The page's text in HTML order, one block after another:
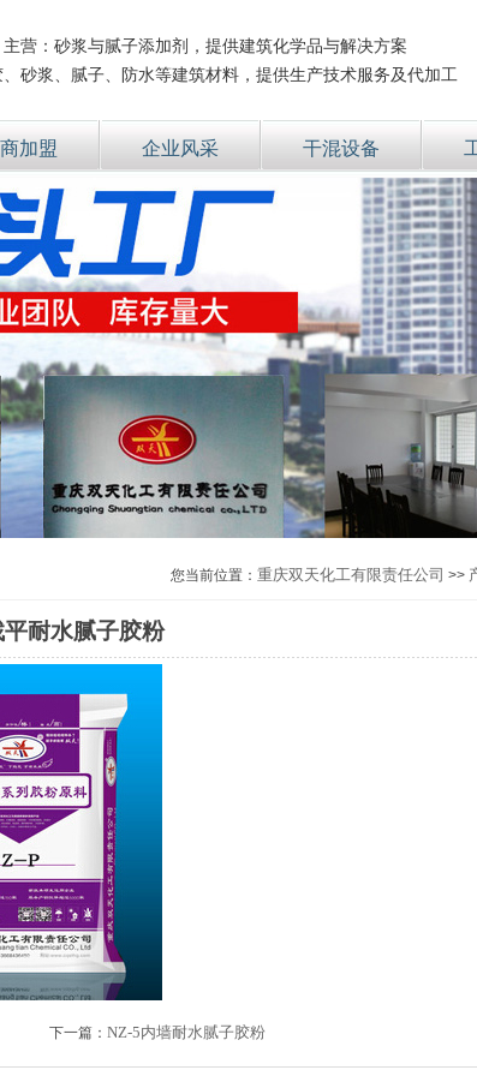
主营：砂浆与腻子添加剂，提供建筑化学品与解决方案
砂浆、腻子、防水等建筑材料，提供生产技术服务及代加工
加盟 企业风采 干混设备
您当前位置： 重庆双天化工有限责任公司 >>
耐水腻子胶粉
下一篇： NZ-5内墙耐水腻子胶粉